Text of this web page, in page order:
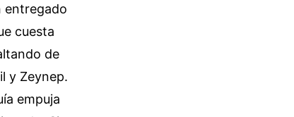
entregado
cuesta
de
y Zeynep.
empuja